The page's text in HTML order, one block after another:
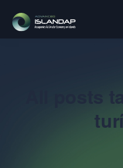
All posts